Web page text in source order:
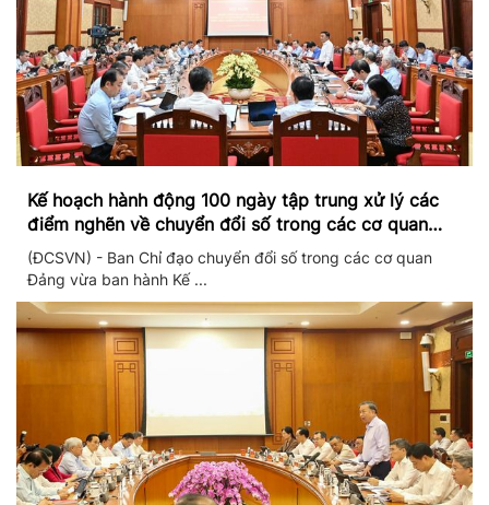
Kế hoạch hành động 100 ngày tập trung xử lý các
điểm nghẽn về chuyển đổi số trong các cơ quan
Đảng
(ĐCSVN) - Ban Chỉ đạo chuyển đổi số trong các cơ quan
Đảng vừa ban hành Kế ...